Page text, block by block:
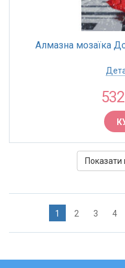
Алмазна мозаїка
Показати
1 2 3 4